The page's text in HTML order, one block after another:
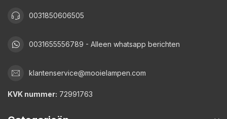
0031850606505
0031655556789 - Alleen whatsapp berichten
klantenservice@mooielampen.com
KVK nummer: 72991763